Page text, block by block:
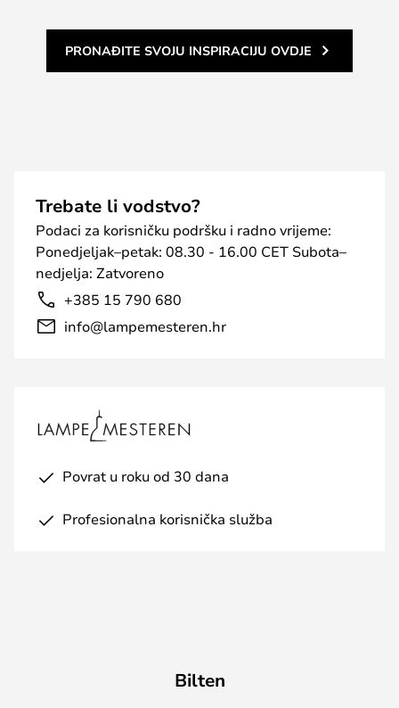
PRONAĐITE SVOJU INSPIRACIJU OVDJE
Trebate li vodstvo?
Podaci za korisničku podršku i radno vrijeme:
Ponedjeljak–petak: 08.30 - 16.00 CET Subota–
nedjelja: Zatvoreno
+385 15 790 680
info@lampemesteren.hr
Povrat u roku od 30 dana
Profesionalna korisnička služba
Bilten